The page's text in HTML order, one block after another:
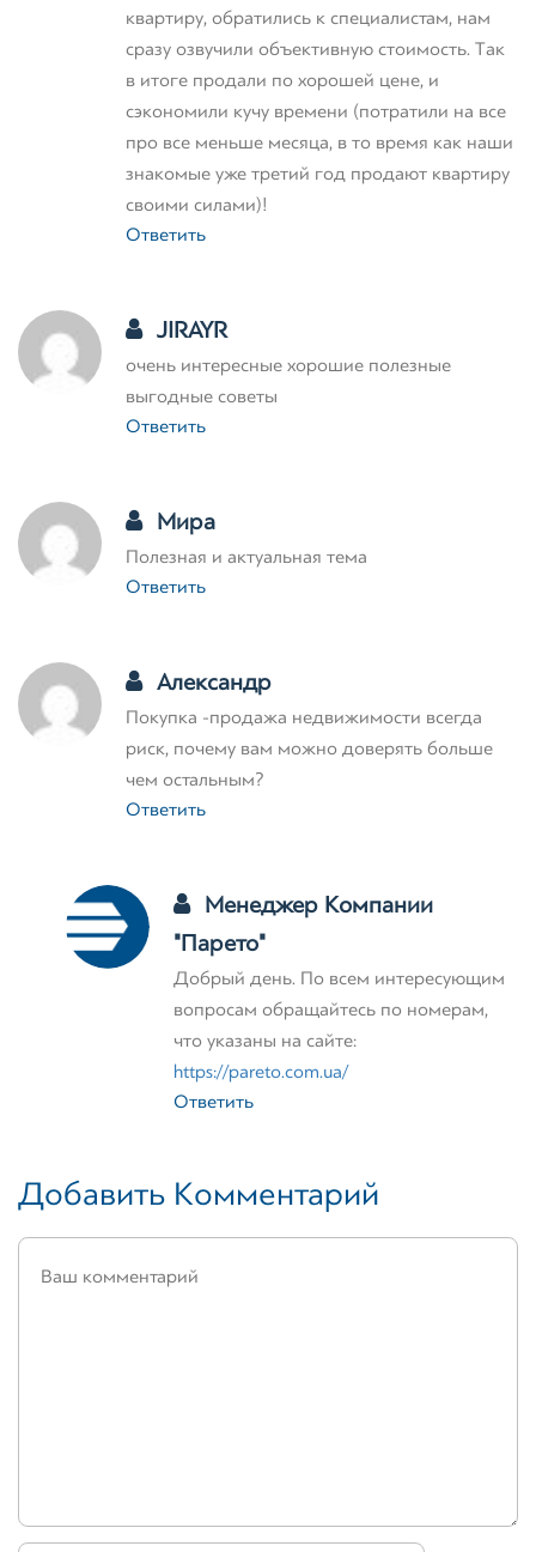
квартиру, обратились к специалистам, нам
сразу озвучили объективную стоимость. Так
в итоге продали по хорошей цене, и
сэкономили кучу времени (потратили на все
про все меньше месяца, в то время как наши
знакомые уже третий год продают квартиру
своими силами)!
Ответить
JIRAYR
очень интересные хорошие полезные
выгодные советы
Ответить
Мира
Полезная и актуальная тема
Ответить
Александр
Покупка -продажа недвижимости всегда
риск, почему вам можно доверять больше
чем остальным?
Ответить
Менеджер Компании
"Парето"
Добрый день. По всем интересующим
вопросам обращайтесь по номерам,
что указаны на сайте:
https://pareto.com.ua/
Ответить
Добавить Комментарий